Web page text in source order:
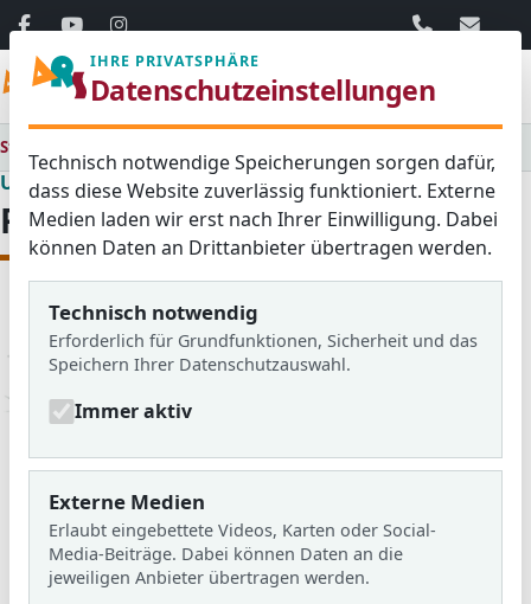
06103 / 30
Startseite
Unsere Schule
Förderverein
Pro Reichwein - Förderverein der Adolf-Reichwein-Schule
IHRE PRIVATSPHÄRE
Datenschutzeinstellungen
Technisch notwendige Speicherungen sorgen dafür,
dass diese Website zuverlässig funktioniert. Externe
Medien laden wir erst nach Ihrer Einwilligung. Dabei
können Daten an Drittanbieter übertragen werden.
Technisch notwendig
Erforderlich für Grundfunktionen, Sicherheit und das
Speichern Ihrer Datenschutzauswahl.
Immer aktiv
Externe Medien
Erlaubt eingebettete Videos, Karten oder Social-
Media-Beiträge. Dabei können Daten an die
jeweiligen Anbieter übertragen werden.